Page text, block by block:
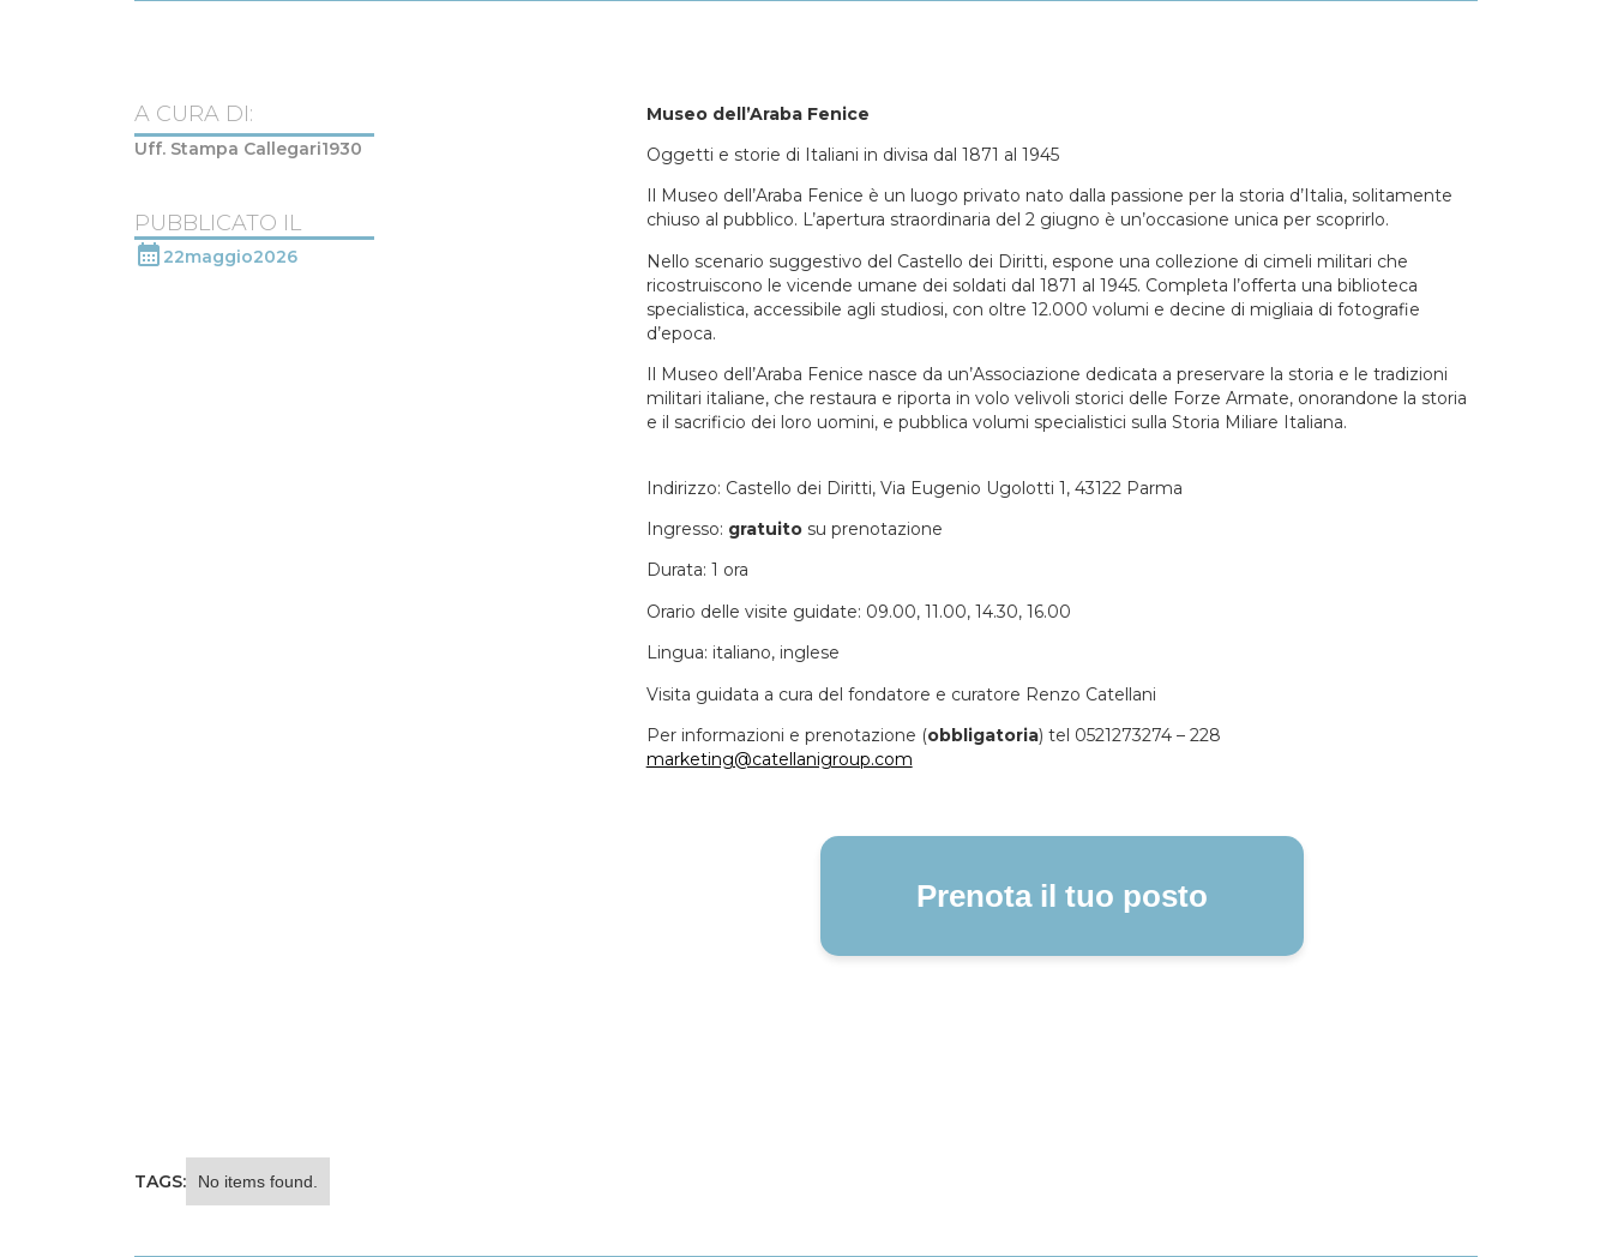
A CURA DI:
Uff. Stampa Callegari1930
PUBBLICATO IL
22maggio2026
Museo dell’Araba Fenice
Oggetti e storie di Italiani in divisa dal 1871 al 1945
Il Museo dell’Araba Fenice è un luogo privato nato dalla passione per la storia d’Italia, solitamente
chiuso al pubblico. L’apertura straordinaria del 2 giugno è un’occasione unica per scoprirlo.
Nello scenario suggestivo del Castello dei Diritti, espone una collezione di cimeli militari che
ricostruiscono le vicende umane dei soldati dal 1871 al 1945. Completa l’offerta una biblioteca
specialistica, accessibile agli studiosi, con oltre 12.000 volumi e decine di migliaia di fotografie
d’epoca.
Il Museo dell’Araba Fenice nasce da un’Associazione dedicata a preservare la storia e le tradizioni
militari italiane, che restaura e riporta in volo velivoli storici delle Forze Armate, onorandone la storia
e il sacrificio dei loro uomini, e pubblica volumi specialistici sulla Storia Miliare Italiana.
Indirizzo: Castello dei Diritti, Via Eugenio Ugolotti 1, 43122 Parma
Ingresso: gratuitosu prenotazione
Durata: 1 ora
Orario delle visite guidate: 09.00, 11.00, 14.30, 16.00
Lingua: italiano, inglese
Visita guidata a cura del fondatore e curatore Renzo Catellani
Per informazioni e prenotazione (obbligatoria) tel 0521273274 – 228
marketing@catellanigroup.com
Prenota il tuo posto
TAGS: No items found.